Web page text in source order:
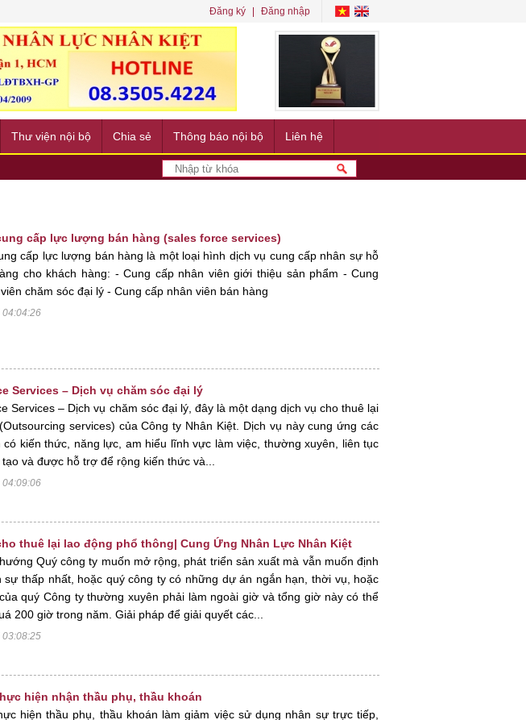
Đăng ký Đăng nhập
Thư viện nội bộ Chia sẻ Thông báo nội bộ Liên hệ
cấp lực lượng bán hàng (sales force services)
cấp lực lượng bán hàng là một loại hình dịch vụ cung cấp nhân sự hỗ
cho khách hàng: - Cung cấp nhân viên giới thiệu sản phẩm - Cung
chăm sóc đại lý - Cung cấp nhân viên bán hàng
04:04:26
Services – Dịch vụ chăm sóc đại lý
Services – Dịch vụ chăm sóc đại lý, đây là một dạng dịch vụ cho thuê lại
services) của Công ty Nhân Kiệt. Dịch vụ này cung ứng các
có kiến thức, năng lực, am hiểu lĩnh vực làm việc, thường xuyên, liên tục
và được hỗ trợ để rộng kiến thức và...
04:09:06
thuê lại lao động phổ thông| Cung Ứng Nhân Lực Nhân Kiệt
Quý công ty muốn mở rộng, phát triển sản xuất mà vẫn muốn định
sự thấp nhất, hoặc quý công ty có những dự án ngắn hạn, thời vụ, hoặc
quý Công ty thường xuyên phải làm ngoài giờ và tổng giờ này có thể
200 giờ trong năm. Giải pháp để giải quyết các...
03:08:25
hiện nhận thầu phụ, thầu khoán
hiện thầu phụ, thầu khoán làm giảm việc sử dụng nhân sự trực tiếp,